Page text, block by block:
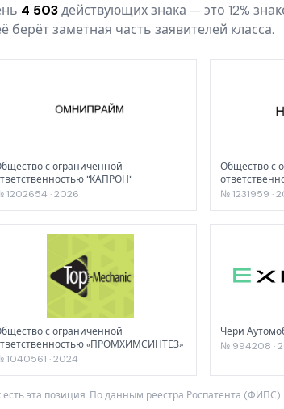
4 503действующих знака — это 12%
заметная часть заявителей класса.
с ограниченной
"КАПРОН"
1202654 · 2026
Общество с
"МИРЭНА"
№ 1231959 ·
с ограниченной
«ПРОМХИМСИНТЕЗ»
1040561 · 2024
Чери
№ 994208 ·
эта позиция. По данным реестра Роспатента (ФИПС).